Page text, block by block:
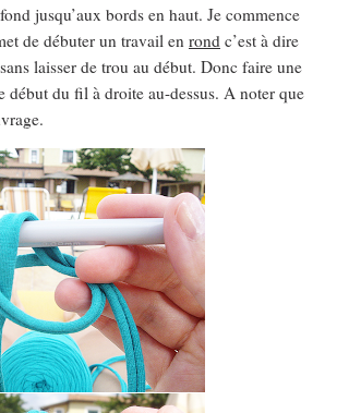
jusqu’aux bords en haut. Je commence
de débuter un travail en rond c’est à dire
laisser de trou au début. Donc faire une
début du fil à droite au-dessus. A noter que